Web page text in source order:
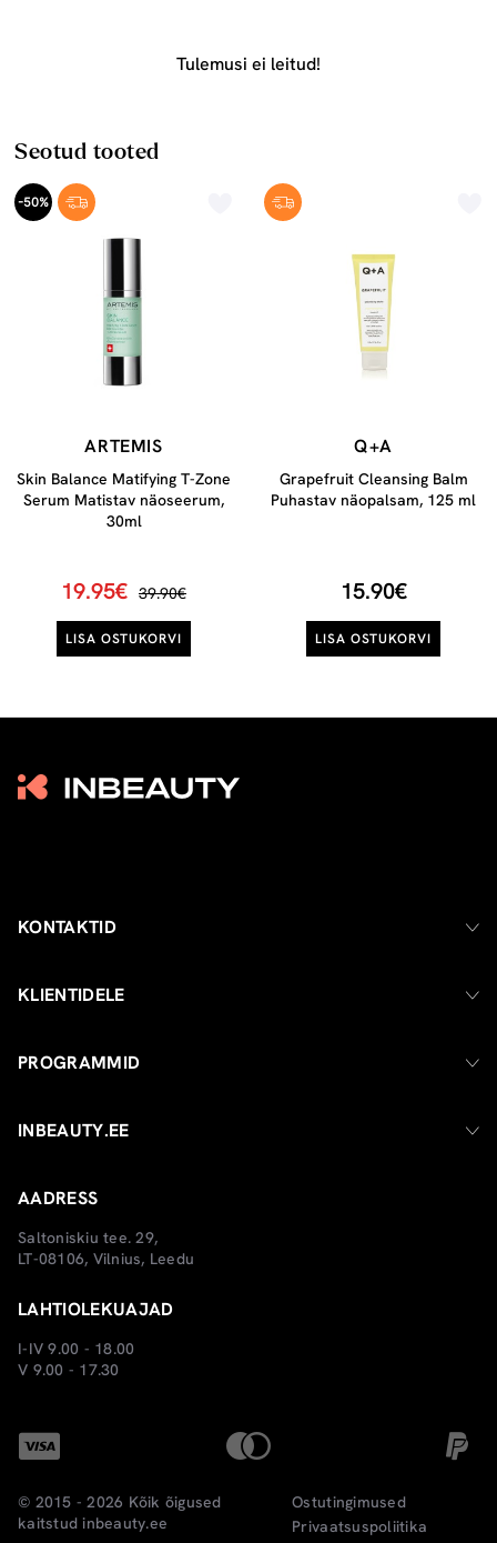
Tulemusi ei leitud!
Seotud tooted
-50%
ARTEMIS
Skin Balance Matifying T-Zone
Serum Matistav näoseerum,
30ml
19.95€ 39.90€
LISA OSTUKORVI
Q+A
Grapefruit Cleansing Balm
Puhastav näopalsam, 125 ml
15.90€
LISA OSTUKORVI
KONTAKTID
KLIENTIDELE
PROGRAMMID
INBEAUTY.EE
AADRESS
Saltoniskiu tee. 29,
LT-08106, Vilnius, Leedu
LAHTIOLEKUAJAD
I-IV 9.00 - 18.00
V 9.00 - 17.30
© 2015 - 2026 Kõik õigused
kaitstud inbeauty.ee
Ostutingimused
Privaatsuspoliitika